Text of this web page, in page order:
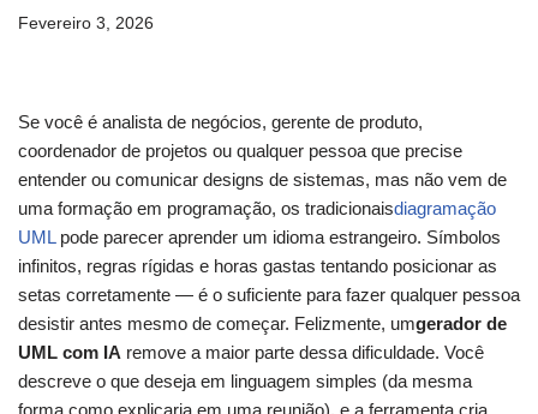
Fevereiro 3, 2026
Se você é analista de negócios, gerente de produto,
coordenador de projetos ou qualquer pessoa que precise
entender ou comunicar designs de sistemas, mas não vem de
uma formação em programação, os tradicionaisdiagramação
UMLpode parecer aprender um idioma estrangeiro. Símbolos
infinitos, regras rígidas e horas gastas tentando posicionar as
setas corretamente — é o suficiente para fazer qualquer pessoa
desistir antes mesmo de começar. Felizmente, umgerador de
UML com IA remove a maior parte dessa dificuldade. Você
descreve o que deseja em linguagem simples (da mesma